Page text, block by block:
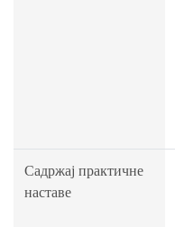
Садржај практичне
наставе